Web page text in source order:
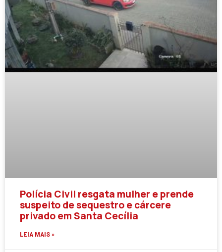
Polícia Civil resgata mulher e prende
suspeito de sequestro e cárcere
privado em Santa Cecília
LEIA MAIS »